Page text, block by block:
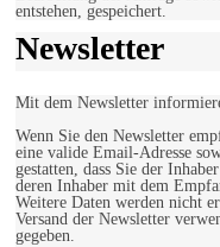
entstehen, gespeichert.
Newsletter
Mit dem Newsletter
Wenn Sie den Newsletter
eine valide Email-Adresse
gestatten, dass Sie der
deren Inhaber mit dem
Weitere Daten werden nicht
Versand der Newsletter
gegeben.